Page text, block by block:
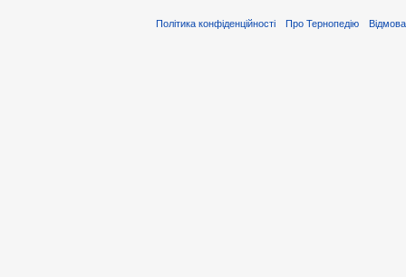
Політика конфіденційності Про Тернопедію Відмова